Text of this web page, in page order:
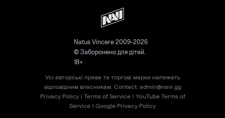
Natus Vincere 2009-2026
© Заборонено для дітей.
18+
Усі авторські права та торгові марки належать
відповідним власникам. Contact: admin@navi.gg
Privacy Policy| Terms of Service| YouTube Terms of
Service | Google Privacy Policy